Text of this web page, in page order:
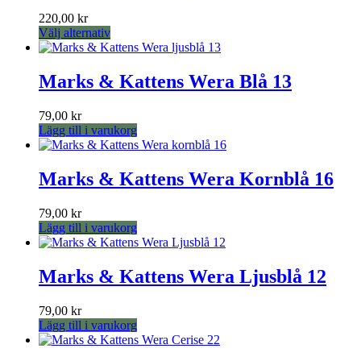
olika
alternativen
väljas
på
220,00 kr
Välj alternativDen
här
har
flera
olika
alternativen
väljas
på
Marks & Kattens Wera Blå 13
79,00 kr
Lägg till i varukorg
Marks & Kattens Wera Kornblå 16
79,00 kr
Lägg till i varukorg
Marks & Kattens Wera Ljusblå 12
79,00 kr
Lägg till i varukorg